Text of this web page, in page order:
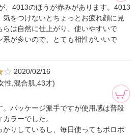
、4013のほうが赤みがあります。4013
をつけないとちょっとお疲れ顔に見
らは自然に仕上がり、使いやすいで
が多いので、とても相性がいいで
2020/02/16
性,混合肌,43才)
パッケージ派手ですが使用感は普段
ラーでした。
りしているし、毎日使ってもボロボ